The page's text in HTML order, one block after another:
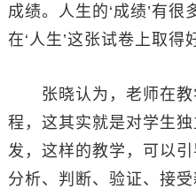
成绩。人生的‘成绩’有
在‘人生’这张试卷上取得
张晓认为，老师在教
程，这其实就是对学生
发，这样的教学，可以
分析、判断、验证、接